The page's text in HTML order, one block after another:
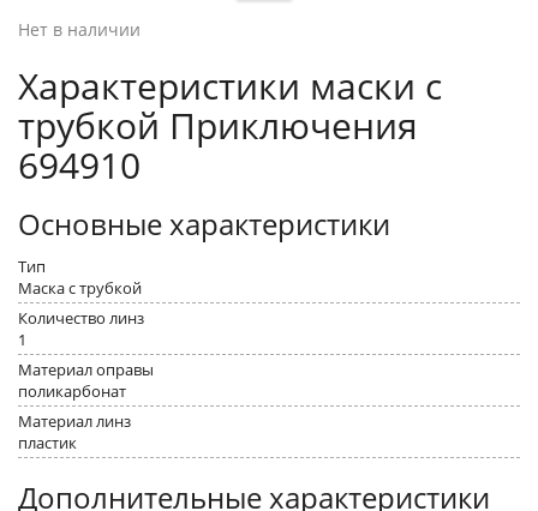
Нет в наличии
Характеристики маски с
трубкой Приключения
694910
Основные характеристики
Тип
Маска с трубкой
Количество линз
1
Материал оправы
поликарбонат
Материал линз
пластик
Дополнительные характеристики